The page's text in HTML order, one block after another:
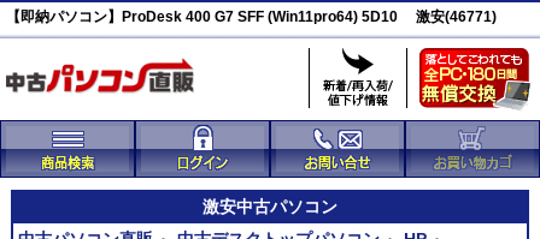
【即納パソコン】ProDesk 400 G7 SFF (Win11pro64) 5D10 激安(46771)
激安中古パソコン